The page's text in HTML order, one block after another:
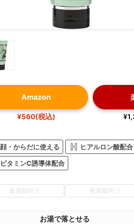
Amazon
¥560(税込)
顔・からだに使える ヒアルロン酸配合
ビタミンC誘導体配合
敏感肌向け 乾燥肌向け
お湯で落とせる